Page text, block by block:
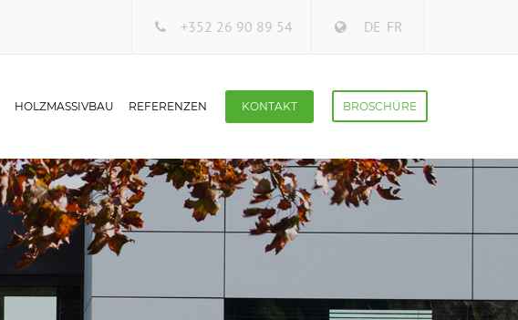
+352 26 90 89 54 DE FR
HOLZMASSIVBAU REFERENZEN BROSCHÜRE
KONTAKT